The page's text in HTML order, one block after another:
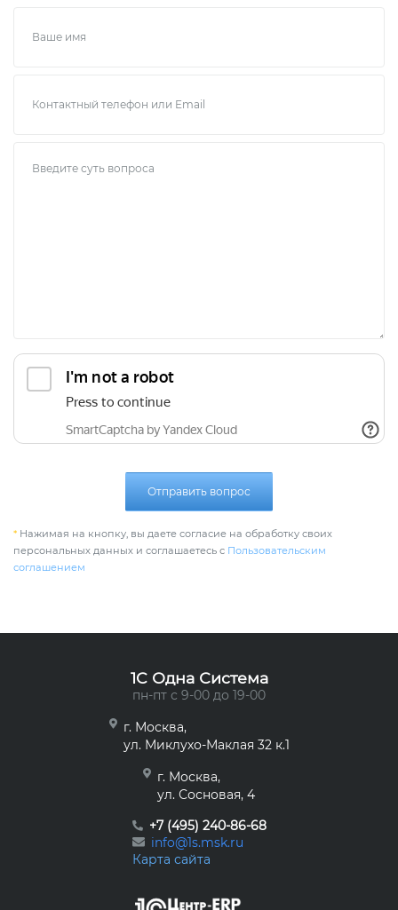
Отправить вопрос
* Нажимая на кнопку, вы даете согласие на обработку своих
персональных данных и соглашаетесь с Пользовательским
соглашением
1C Одна Система
пн-пт с 9-00 до 19-00
г. Москва,
ул. Миклухо-Маклая 32 к.1
г. Москва,
ул. Сосновая, 4
+7 (495) 240-86-68
info@1s.msk.ru
Карта сайта